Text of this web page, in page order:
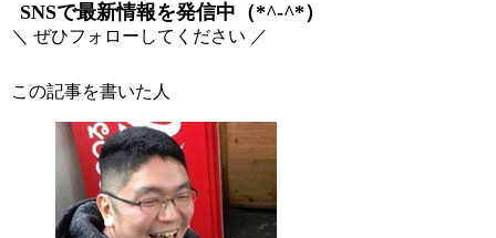
SNSで最新情報を発信中（*^-^*）
＼ ぜひフォローしてください ／
この記事を書いた人